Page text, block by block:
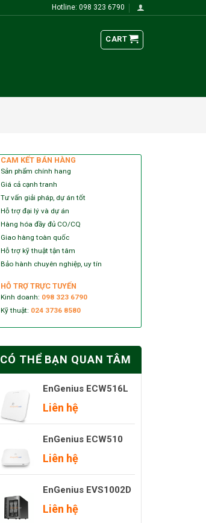
Hotline: 098 323 6790
CART
CAM KẾT BÁN HÀNG
Sản phẩm chính hang
Giá cả cạnh tranh
Tư vấn giải pháp, dự án tốt
Hỗ trợ đại lý và dự án
Hàng hóa đầy đủ CO/CQ
Giao hàng toàn quốc
Hỗ trợ kỹ thuật tận tâm
Bảo hành chuyên nghiệp, uy tín
HỖ TRỢ TRỰC TUYẾN
Kinh doanh: 098 323 6790
Kỹ thuật: 024 3736 8580
CÓ THỂ BẠN QUAN TÂM
EnGenius ECW516L
Liên hệ
EnGenius ECW510
Liên hệ
EnGenius EVS1002D
Liên hệ